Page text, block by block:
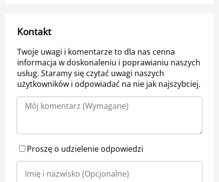
Kontakt
Twoje uwagi i komentarze to dla nas cenna
informacja w doskonaleniu i poprawianiu naszych
usług. Staramy się czytać uwagi naszych
użytkowników i odpowiadać na nie jak najszybciej.
Proszę o udzielenie odpowiedzi